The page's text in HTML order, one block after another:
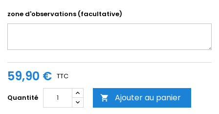
zone d'observations (facultative)
59,90 € TTC
Quantité  Ajouter au panier